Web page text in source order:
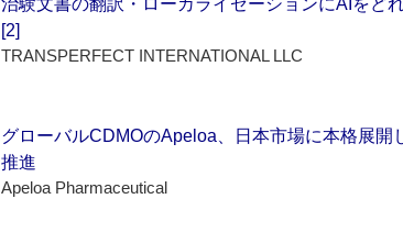
治験文書の翻訳・ローカライゼーションにAIをど
[2]
TRANSPERFECT INTERNATIONAL LLC
グローバルCDMOのApeloa、日本市場に本格展開
推進
Apeloa Pharmaceutical